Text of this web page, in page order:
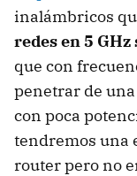
inalámbricos
redes en 5
que con
penetrar de
con poca
tendremos una
router pero no